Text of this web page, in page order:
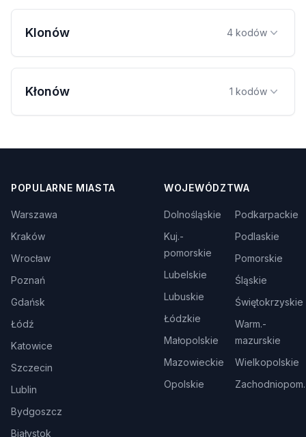
Klonów 4 kodów
Kłonów 1 kodów
POPULARNE MIASTA
Warszawa
Kraków
Wrocław
Poznań
Gdańsk
Łódź
Katowice
Szczecin
Lublin
Bydgoszcz
Białystok
WOJEWÓDZTWA
Dolnośląskie
Kuj.-
pomorskie
Lubelskie
Lubuskie
Łódzkie
Małopolskie
Mazowieckie
Opolskie
Podkarpackie
Podlaskie
Pomorskie
Śląskie
Świętokrzyskie
Warm.-
mazurskie
Wielkopolskie
Zachodniopom.